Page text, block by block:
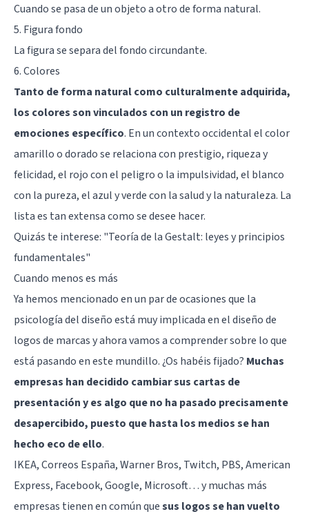
Cuando se pasa de un objeto a otro de forma natural.
5. Figura fondo
La figura se separa del fondo circundante.
6. Colores
Tanto de forma natural como culturalmente adquirida,
los colores son vinculados con un registro de
emociones específico. En un contexto occidental el color
amarillo o dorado se relaciona con prestigio, riqueza y
felicidad, el rojo con el peligro o la impulsividad, el blanco
con la pureza, el azul y verde con la salud y la naturaleza. La
lista es tan extensa como se desee hacer.
Quizás te interese: "Teoría de la Gestalt: leyes y principios
fundamentales"
Cuando menos es más
Ya hemos mencionado en un par de ocasiones que la
psicología del diseño está muy implicada en el diseño de
logos de marcas y ahora vamos a comprender sobre lo que
está pasando en este mundillo. ¿Os habéis fijado? Muchas
empresas han decidido cambiar sus cartas de
presentación y es algo que no ha pasado precisamente
desapercibido, puesto que hasta los medios se han
hecho eco de ello.
IKEA, Correos España, Warner Bros, Twitch, PBS, American
Express, Facebook, Google, Microsoft… y muchas más
empresas tienen en común quesus logos se han vuelto